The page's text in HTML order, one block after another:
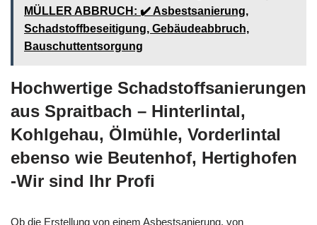
MÜLLER ABBRUCH: ✔️ Asbestsanierung,
Schadstoffbeseitigung, Gebäudeabbruch,
Bauschuttentsorgung
Hochwertige Schadstoffsanierungen
aus Spraitbach – Hinterlintal,
Kohlgehau, Ölmühle, Vorderlintal
ebenso wie Beutenhof, Hertighofen
-Wir sind Ihr Profi
Ob die Erstellung von einem Asbestsanierung, von